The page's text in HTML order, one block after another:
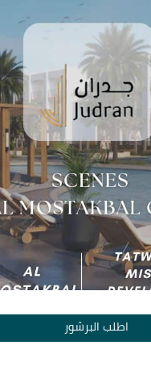
اطلب البرشور